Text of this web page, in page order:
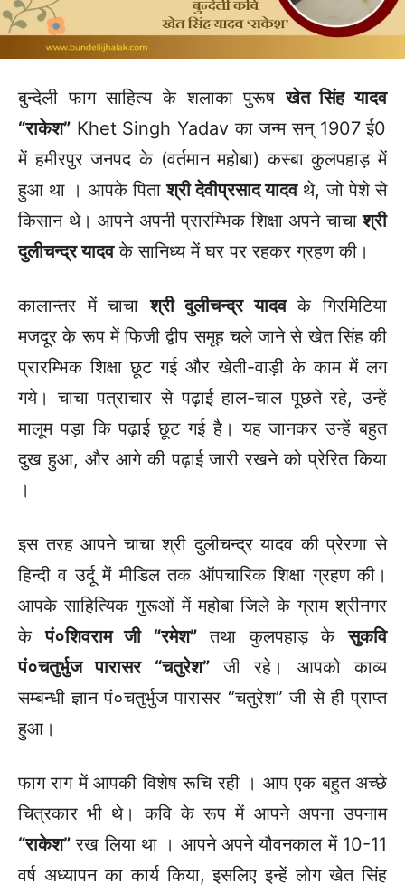
बुन्देली फाग साहित्य के शलाका पुरूषखेत सिंह यादव
“राकेश” Khet Singh Yadav का जन्म सन् 1907 ई0
में हमीरपुर जनपद के (वर्तमान महोबा) कस्बा कुलपहाड़ में
हुआ था । आपके पिताश्री देवीप्रसाद यादवथे, जो पेशे से
किसान थे। आपने अपनी प्रारम्भिक शिक्षा अपने चाचाश्री
दुलीचन्द्र यादवके सानिध्य में घर पर रहकर ग्रहण की।
कालान्तर में चाचाश्री दुलीचन्द्र यादवके गिरमिटिया
मजदूर के रूप में फिजी द्वीप समूह चले जाने से खेत सिंह की
प्रारम्भिक शिक्षा छूट गई और खेती-वाड़ी के काम में लग
गये। चाचा पत्राचार से पढ़ाई हाल-चाल पूछते रहे, उन्हें
मालूम पड़ा कि पढ़ाई छूट गई है। यह जानकर उन्हें बहुत
दुख हुआ, और आगे की पढ़ाई जारी रखने को प्रेरित किया
।
इस तरह आपने चाचा श्री दुलीचन्द्र यादव की प्रेरणा से
हिन्दी व उर्दू में मीडिल तक ऑपचारिक शिक्षा ग्रहण की।
आपके साहित्यिक गुरूओं में महोबा जिले के ग्राम श्रीनगर
केपं०शिवराम जी“रमेश”तथा कुलपहाड़ केसुकवि
पं०चतुर्भुज पारासर“चतुरेश”जी रहे। आपको काव्य
सम्बन्धी ज्ञान पं०चतुर्भुज पारासर “चतुरेश” जी से ही प्राप्त
हुआ।
फाग राग में आपकी विशेष रूचि रही । आप एक बहुत अच्छे
चित्रकार भी थे। कवि के रूप में आपने अपना उपनाम
“राकेश” रख लिया था । आपने अपने यौवनकाल में 10-11
वर्ष अध्यापन का कार्य किया, इसलिए इन्हें लोग खेत सिंह